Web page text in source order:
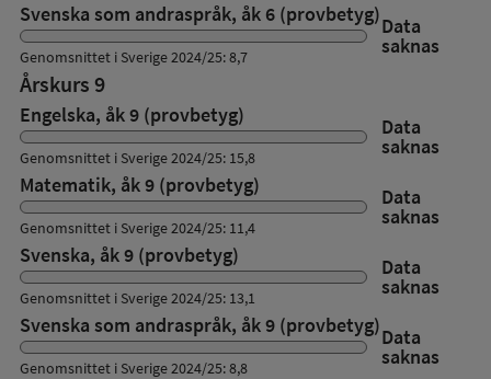
Svenska som andraspråk, åk 6 (provbetyg)Data
saknas
Genomsnittet i Sverige 2024/25: 8,7
Årskurs 9
Engelska, åk 9 (provbetyg) Data
saknas
Genomsnittet i Sverige 2024/25: 15,8
Matematik, åk 9 (provbetyg) Data
saknas
Genomsnittet i Sverige 2024/25: 11,4
Svenska, åk 9 (provbetyg) Data
saknas
Genomsnittet i Sverige 2024/25: 13,1
Svenska som andraspråk, åk 9 (provbetyg)Data
saknas
Genomsnittet i Sverige 2024/25: 8,8